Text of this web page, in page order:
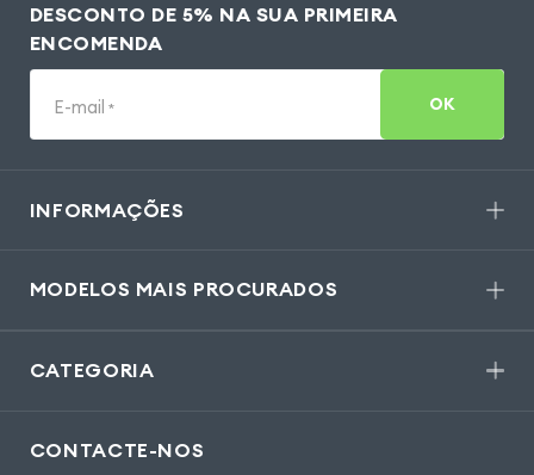
DESCONTO DE 5% NA SUA PRIMEIRA
ENCOMENDA
E-mail * OK
INFORMAÇÕES
MODELOS MAIS PROCURADOS
CATEGORIA
CONTACTE-NOS